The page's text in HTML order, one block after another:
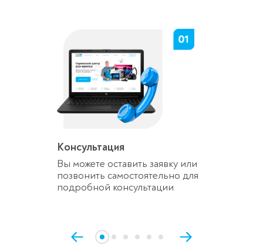
Консультация
Вы можете оставить заявку или
позвонить самостоятельно для
подробной консультации